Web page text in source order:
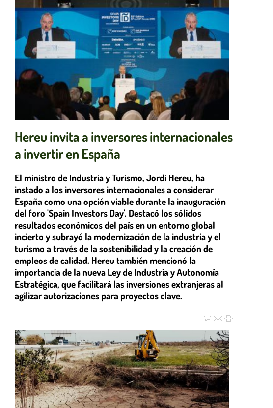
Hereu invita a inversores internacionales
a invertir en España
El ministro de Industria y Turismo, Jordi Hereu, ha
instado a los inversores internacionales a considerar
España como una opción viable durante la inauguración
del foro 'Spain Investors Day'. Destacó los sólidos
resultados económicos del país en un entorno global
incierto y subrayó la modernización de la industria y el
turismo a través de la sostenibilidad y la creación de
empleos de calidad. Hereu también mencionó la
importancia de la nueva Ley de Industria y Autonomía
Estratégica, que facilitará las inversiones extranjeras al
agilizar autorizaciones para proyectos clave.